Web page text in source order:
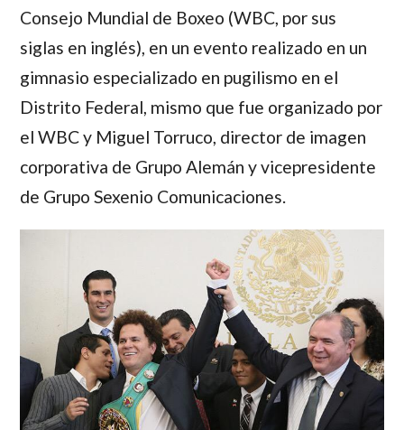
Consejo Mundial de Boxeo (WBC, por sus
siglas en inglés), en un evento realizado en un
gimnasio especializado en pugilismo en el
Distrito Federal, mismo que fue organizado por
el WBC y Miguel Torruco, director de imagen
corporativa de Grupo Alemán y vicepresidente
de Grupo Sexenio Comunicaciones.